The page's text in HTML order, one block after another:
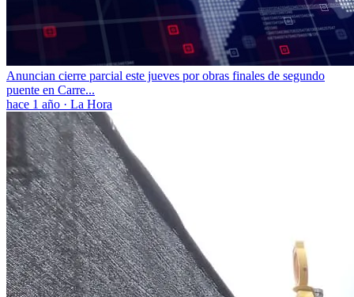
Anuncian cierre parcial este jueves por obras finales de segundo
puente en Carre...
hace 1 año · La Hora